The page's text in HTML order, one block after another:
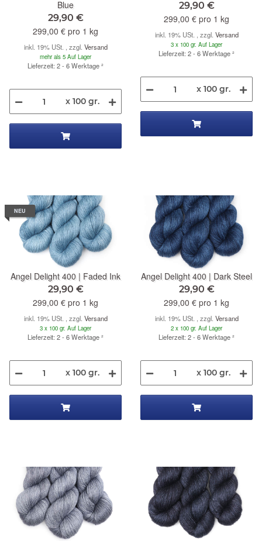
Blue
29,90 €
299,00 € pro 1 kg
inkl. 19% USt. , zzgl. Versand
mehr als 5 Auf Lager
Lieferzeit: 2 - 6 Werktage²
x 100 gr.
29,90 €
299,00 € pro 1 kg
inkl. 19% USt. , zzgl. Versand
3 x 100 gr. Auf Lager
Lieferzeit: 2 - 6 Werktage²
x 100 gr.
NEU
Angel Delight 400 | Faded Ink
29,90 €
299,00 € pro 1 kg
inkl. 19% USt. , zzgl. Versand
3 x 100 gr. Auf Lager
Lieferzeit: 2 - 6 Werktage²
x 100 gr.
Angel Delight 400 | Dark Steel
29,90 €
299,00 € pro 1 kg
inkl. 19% USt. , zzgl. Versand
2 x 100 gr. Auf Lager
Lieferzeit: 2 - 6 Werktage²
x 100 gr.